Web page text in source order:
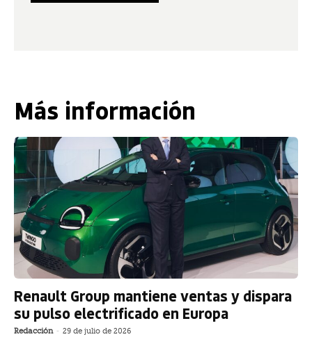
Más información
Renault Group mantiene ventas y dispara
su pulso electrificado en Europa
Redacción - 29 de julio de 2026